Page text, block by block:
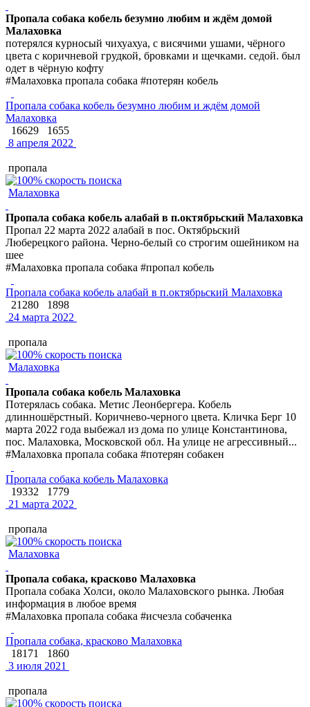
Пропала собака кобель безумно любим и ждём домой
Малаховка
потерялся курносый чихуахуа, с висячими ушами, чёрного
цвета с коричневой грудкой, бровками и щечками. седой. был
одет в чёрную кофту
#Малаховка пропала собака #потерян кобель
Пропала собака кобель безумно любим и ждём домой
Малаховка
16629
1655
8 апреля 2022
пропала
Малаховка
Пропала собака кобель алабай в п.октябрьский Малаховка
Пропал 22 марта 2022 алабай в пос. Октябрьский
Люберецкого района. Черно-белый со строгим ошейником на
шее
#Малаховка пропала собака #пропал кобель
Пропала собака кобель алабай в п.октябрьский Малаховка
21280
1898
24 марта 2022
пропала
Малаховка
Пропала собака кобель Малаховка
Потерялась собака. Метис Леонбергера. Кобель
длинношёрстный. Коричнево-черного цвета. Кличка Берг 10
марта 2022 года выбежал из дома по улице Константинова,
пос. Малаховка, Московской обл. На улице не агрессивный...
#Малаховка пропала собака #потерян собакен
Пропала собака кобель Малаховка
19332
1779
21 марта 2022
пропала
Малаховка
Пропала собака, красково Малаховка
Пропала собака Холси, около Малаховского рынка. Любая
информация в любое время
#Малаховка пропала собака #исчезла собаченка
Пропала собака, красково Малаховка
18171
1860
3 июля 2021
пропала